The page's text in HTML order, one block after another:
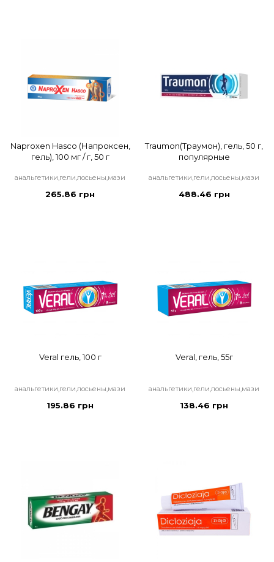
Naproxen Hasco (Напроксен,
гель), 100 мг / г, 50 г
анальгетики,гели,лосьены,мази
265.86 грн
Traumon(Траумон), гель, 50 г,
популярные
анальгетики,гели,лосьены,мази
488.46 грн
Veral гель, 100 г
анальгетики,гели,лосьены,мази
195.86 грн
Veral, гель, 55г
анальгетики,гели,лосьены,мази
138.46 грн